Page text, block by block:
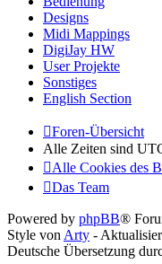
Designs
Midi Mappings
DigiJay HW
User Projekte
Sonstiges
English Section
Foren-Übersicht
Alle Zeiten sind
Alle Cookies des
Das Team
Powered by phpBB®
Style von Arty -
Deutsche Übersetzung